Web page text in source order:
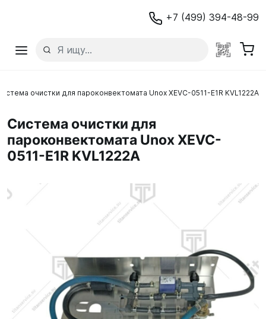
+7 (499) 394-48-99
очистки для пароконвектомата Unox XEVC-0511-E1R KVL1222A
Система очистки для
пароконвектомата Unox XEVC-
0511-E1R KVL1222A